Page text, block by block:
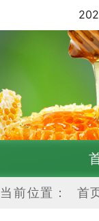
当前位置： 首